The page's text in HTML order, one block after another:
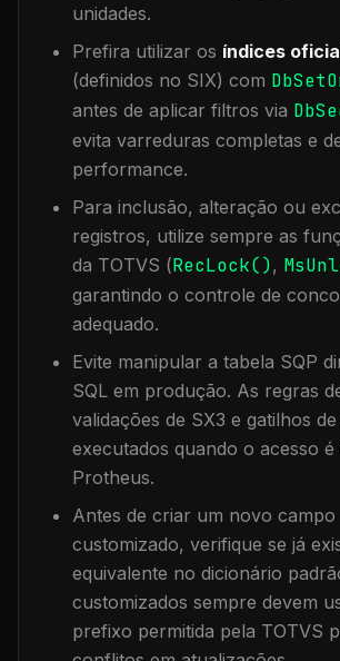
unidades.
Prefira utilizar os índices
(definidos no SIX) com
antes de aplicar filtros via
evita varreduras completas e
performance.
Para inclusão, alteração ou
registros, utilize sempre as
da TOTVS (RecLock(),
garantindo o controle de
adequado.
Evite manipular a tabela SQP
SQL em produção. As regras
validações de SX3 e gatilhos
executados quando o acesso
Protheus.
Antes de criar um novo campo
customizado, verifique se já
equivalente no dicionário
customizados sempre devem
prefixo permitida pela TOTVS